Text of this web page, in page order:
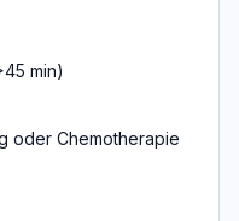
min)
oder Chemotherapie